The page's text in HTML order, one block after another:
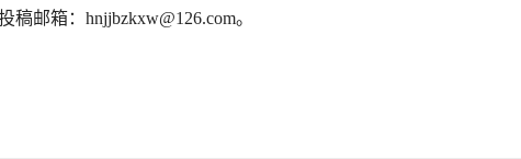
邮箱：hnjjbzkxw@126.com。